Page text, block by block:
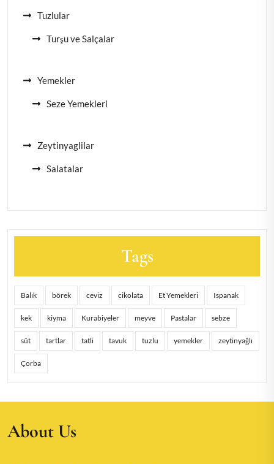
Tuzlular
Turşu ve Salçalar
Yemekler
Seze Yemekleri
Zeytinyaglilar
Salatalar
Tags
Balık börek ceviz cikolata Et Yemekleri Ispanak
kek kiyma Kurabiyeler meyve Pastalar sebze
süt tartlar tatli tavuk tuzlu yemekler zeytinyağlı
Çorba
About Us